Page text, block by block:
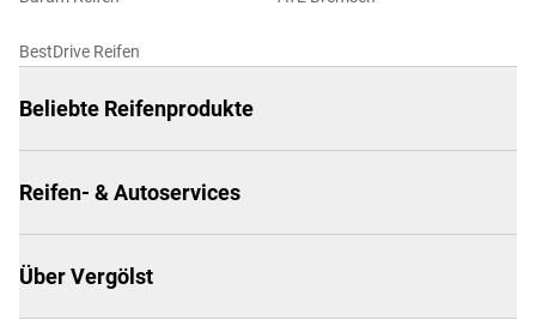
BestDrive Reifen
Beliebte Reifenprodukte
Reifen- & Autoservices
Über Vergölst